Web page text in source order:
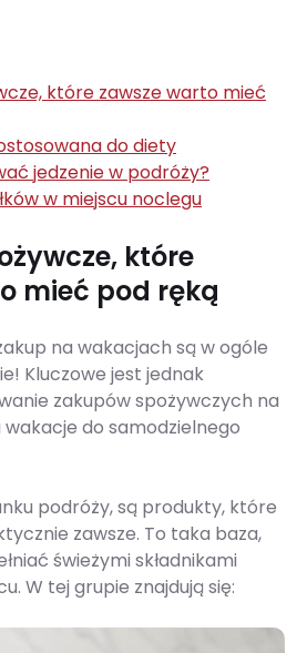
które zawsze warto mieć
do diety
jedzenie w podróży?
w miejscu noclegu
które
mieć pod ręką
na wakacjach są w ogóle
Kluczowe jest jednak
zakupów spożywczych na
wakacje do samodzielnego
podróży, są produkty, które
zawsze. To taka baza,
świeżymi składnikami
W tej grupie znajdują się: